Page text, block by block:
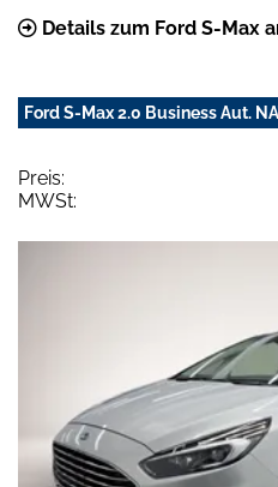
Details zum Ford S-Max
Ford S-Max 2.0 Business Aut.
Preis:
MWSt: